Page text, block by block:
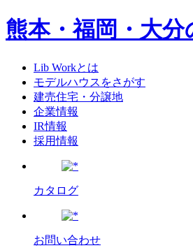
熊本・福岡・大
Lib Workとは
モデルハウスをさがす
建売住宅・分譲地
企業情報
IR情報
採用情報
カタログ
お問い合わせ